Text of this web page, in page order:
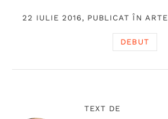
22 IULIE 2016, PUBLICAT ÎN ARTE
DEBUT
TEXT DE